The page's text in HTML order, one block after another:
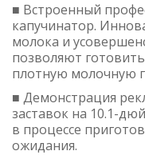
■ Встроенный
капучинатор.
молока и
позволяют
плотную молочную
■ Демонстрация
заставок на 10.1-
в процессе
ожидания.